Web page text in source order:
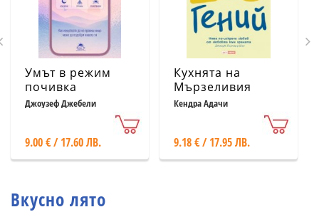
Умът в режим
почивка
Джоузеф Джебели
9.00 € / 17.60 ЛВ.
Кухнята на
Мързеливия
гений
Кендра Адачи
9.18 € / 17.95 ЛВ.
Вкусно лято